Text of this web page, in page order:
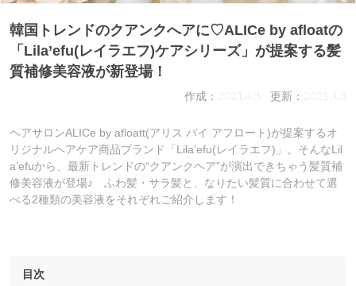
韓国トレンドのクアンクへアに♡ALICe by afloatの
「Lila’efu(レイラエフ)ケアシリーズ」が提案する髪
質補修美容液が新登場！
作成：2021.4.3 更新：2021.4.3
ヘアサロンALICe by afloatt(アリス バイ アフロート)が提案するオ
リジナルヘアケア商品ブランド「Lila’efu(レイラエフ)」。そんなLil
a’efuから、最新トレンドの“クアンクヘア”が演出できちゃう髪質補
修美容液が登場♪ ふわ髪・サラ髪と、なりたい髪質に合わせて選
べる2種類の美容液をそれぞれご紹介します！
目次